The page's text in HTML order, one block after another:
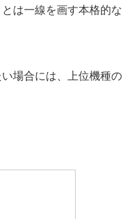
は一線を画す本格的な
場合には、上位機種の